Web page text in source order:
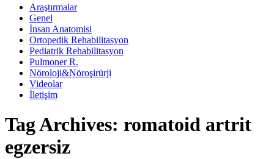
Araştırmalar
Genel
İnsan Anatomisi
Ortopedik Rehabilitasyon
Pediatrik Rehabilitasyon
Pulmoner R.
Nöroloji&Nöroşirürji
Videolar
İletişim
Tag Archives: romatoid artrit
egzersiz